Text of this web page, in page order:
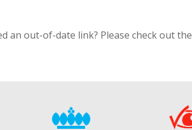
an out-of-date link? Please check out the